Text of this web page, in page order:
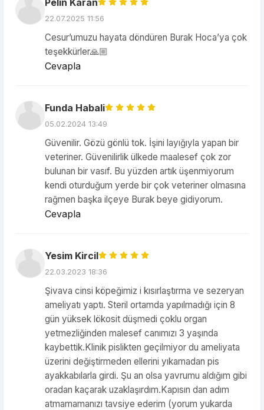
Pelin Karan
22.07.2025 11:56
Cesur’umuzu hayata döndüren Burak Hoca’ya çok
teşekkürler🙏🏼
Cevapla
Funda Habali
05.02.2024 13:49
Güvenilir. Gözü gönlü tok. İşini layığıyla yapan bir
veteriner. Güvenilirlik ülkede maalesef çok zor
bulunan bir vasıf. Bu yüzden artık üşenmiyorum
kendi oturduğum yerde bir çok veteriner olmasına
rağmen başka ilçeye Burak beye gidiyorum.
Cevapla
Yesim Kircil
22.03.2023 18:36
Şivava cinsi köpeğimiz i kısırlaştırma ve sezeryan
ameliyatı yaptı. Steril ortamda yapılmadığı için 8
gün yüksek lökosit düşmedi çoklu organ
yetmezliğinden malesef canımızı 3 yaşında
kaybettik.Klinik pislikten geçilmiyor du ameliyata
üzerini değiştirmeden ellerini yıkamadan pis
ayakkabılarla girdi. Şu an olsa yavrumu aldığım gibi
oradan kaçarak uzaklaşırdım.Kapısın dan adım
atmamamanızı tavsiye ederim (yorum yukarda